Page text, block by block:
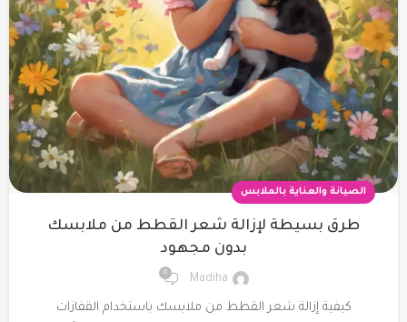
الصيانة والعناية بالملابس
طرق بسيطة لإزالة شعر القطط من ملابسك
بدون مجهود
Madiha
0
كيفية إزالة شعر القطط من ملابسك باستخدام القفازات